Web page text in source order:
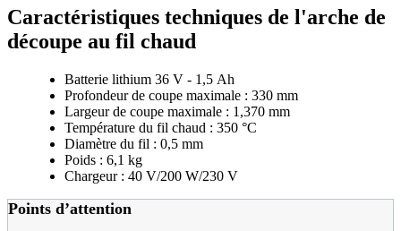
Caractéristiques techniques de l'arche de
découpe au fil chaud
Batterie lithium 36 V - 1,5 Ah
Profondeur de coupe maximale : 330 mm
Largeur de coupe maximale : 1,370 mm
Température du fil chaud : 350 °C
Diamètre du fil : 0,5 mm
Poids : 6,1 kg
Chargeur : 40 V/200 W/230 V
Points d’attention